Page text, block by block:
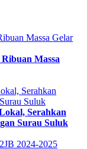
Massa
Serahkan
Surau Suluk